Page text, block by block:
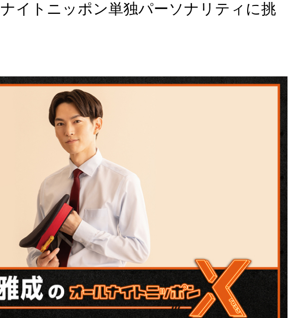
イトニッポン単独パーソナリティに挑